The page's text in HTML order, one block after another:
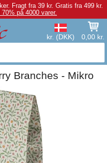
Fragt fra 39 kr. Gratis fra 499 kr.
på 4000 varer.
kr. (DKK) 0,00 kr.
Branches - Mikro